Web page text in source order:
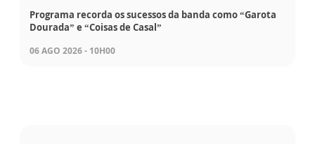
Programa recorda os sucessos da banda como “Garota
Dourada” e “Coisas de Casal”
06 AGO 2026 - 10H00